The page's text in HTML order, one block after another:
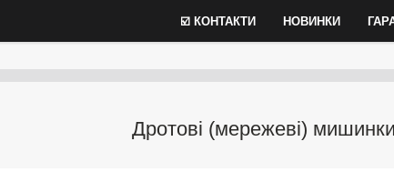
☑️ КОНТАКТИ НОВИНКИ
Дротові (мережеві)